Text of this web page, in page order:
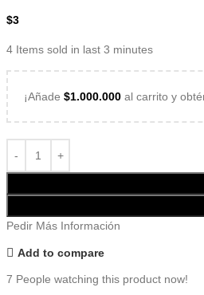
$3
4 Items sold in last 3 minutes
¡Añade $1.000.000 al carrito y
Pedir Más Información
Add to compare
7 People watching this product now!